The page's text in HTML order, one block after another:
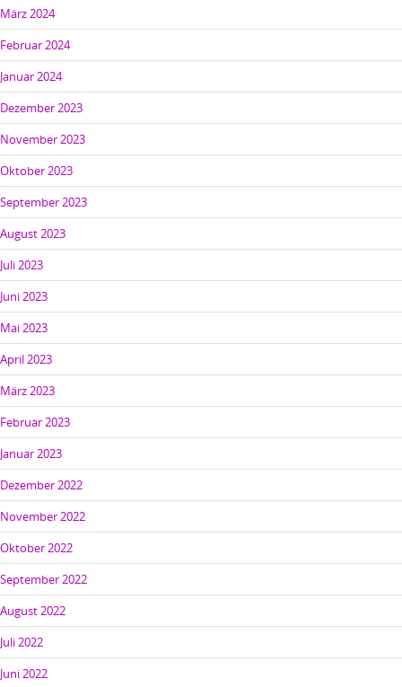
März 2024
Februar 2024
Januar 2024
Dezember 2023
November 2023
Oktober 2023
September 2023
August 2023
Juli 2023
Juni 2023
Mai 2023
April 2023
März 2023
Februar 2023
Januar 2023
Dezember 2022
November 2022
Oktober 2022
September 2022
August 2022
Juli 2022
Juni 2022